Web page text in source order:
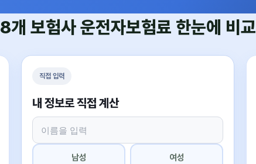
8개 보험사운전자보험료 한눈에 비교
직접 입력
내 정보로 직접 계산
남성 여성